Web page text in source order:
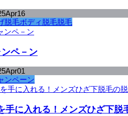
Apr16
脱毛ボディ脱毛脱毛
ペ－ン
Apr01
ンペーン
手に入れる！メンズひざ下脱